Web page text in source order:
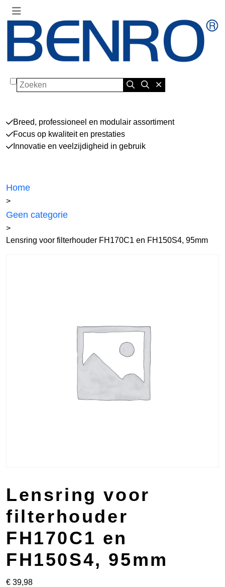
Zoeken
Breed, professioneel en modulair assortiment
Focus op kwaliteit en prestaties
Innovatie en veelzijdigheid in gebruik
Home
>
Geen categorie
>
Lensring voor filterhouder FH170C1 en FH150S4, 95mm
Lensring voor
filterhouder
FH170C1 en
FH150S4, 95mm
€ 39,98